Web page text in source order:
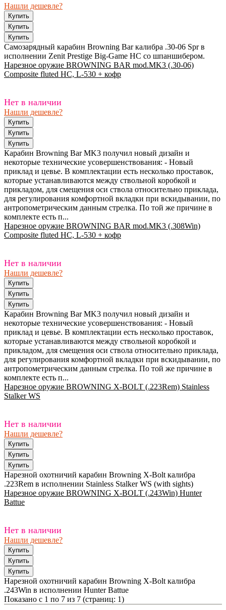
Нашли дешевле?
Самозарядный карабин Browning Bar калибра .30-06 Spr в
исполнении Zenit Prestige Big-Game HC со шпаншибером.
Нарезное оружие BROWNING BAR mod.MK3 (.30-06)
Composite fluted HC, L-530 + кофр
Нет в наличии
Нашли дешевле?
Карабин Browning Bar MK3 получил новый дизайн и
некоторые технические усовершенствования: - Новый
приклад и цевье. В комплектации есть несколько проставок,
которые устанавливаются между ствольной коробкой и
прикладом, для смещения оси ствола относительно приклада,
для регулирования комфортной вкладки при вскидывании, по
антропометрическим данным стрелка. По той же причине в
комплекте есть п...
Нарезное оружие BROWNING BAR mod.MK3 (.308Win)
Composite fluted HC, L-530 + кофр
Нет в наличии
Нашли дешевле?
Карабин Browning Bar MK3 получил новый дизайн и
некоторые технические усовершенствования: - Новый
приклад и цевье. В комплектации есть несколько проставок,
которые устанавливаются между ствольной коробкой и
прикладом, для смещения оси ствола относительно приклада,
для регулирования комфортной вкладки при вскидывании, по
антропометрическим данным стрелка. По той же причине в
комплекте есть п...
Нарезное оружие BROWNING X-BOLT (.223Rem) Stainless
Stalker WS
Нет в наличии
Нашли дешевле?
Нарезной охотничий карабин Browning X-Bolt калибра
.223Rem в исполнении Stainless Stalker WS (with sights)
Нарезное оружие BROWNING X-BOLT (.243Win) Hunter
Battue
Нет в наличии
Нашли дешевле?
Нарезной охотничий карабин Browning X-Bolt калибра
.243Win в исполнении Hunter Battue
Показано с 1 по 7 из 7 (страниц: 1)